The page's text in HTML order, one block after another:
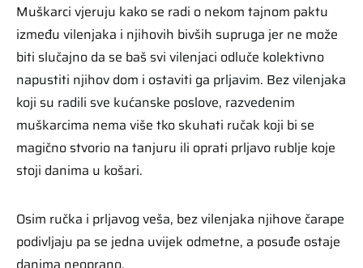
Muškarci vjeruju kako se radi o nekom tajnom paktu
između vilenjaka i njihovih bivših supruga jer ne može
biti slučajno da se baš svi vilenjaci odluče kolektivno
napustiti njihov dom i ostaviti ga prljavim. Bez vilenjaka
koji su radili sve kućanske poslove, razvedenim
muškarcima nema više tko skuhati ručak koji bi se
magično stvorio na tanjuru ili oprati prljavo rublje koje
stoji danima u košari.
Osim ručka i prljavog veša, bez vilenjaka njihove čarape
podivljaju pa se jedna uvijek odmetne, a posuđe ostaje